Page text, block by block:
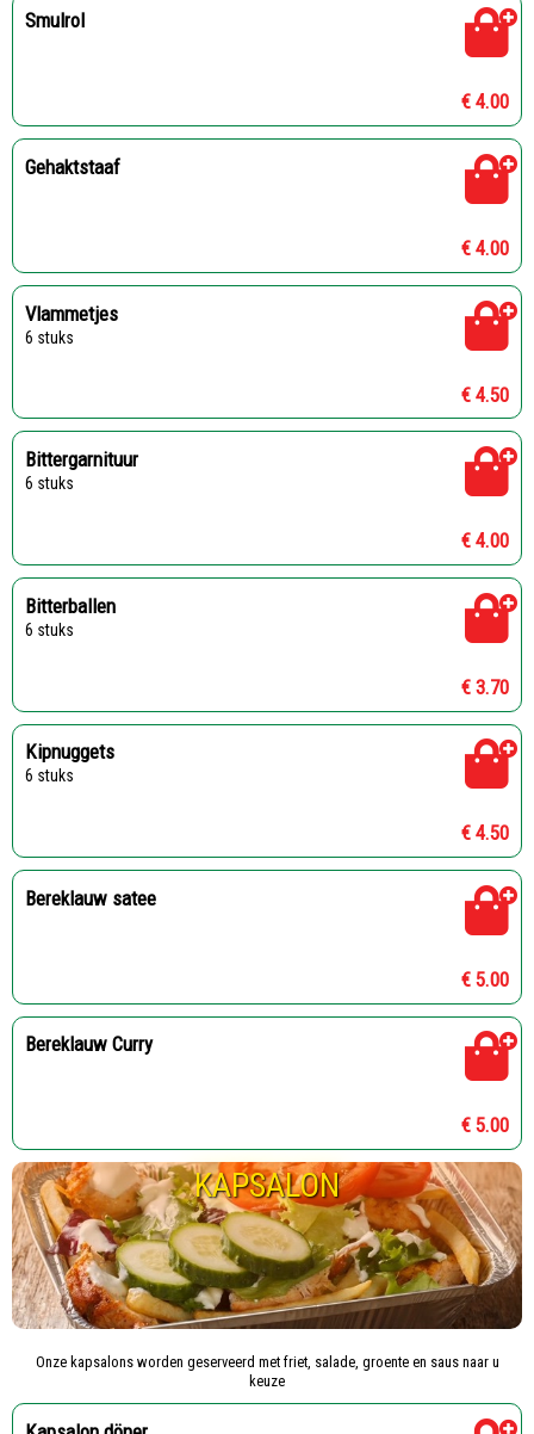
Smulrol
€ 4.00
Gehaktstaaf
€ 4.00
Vlammetjes
6 stuks
€ 4.50
Bittergarnituur
6 stuks
€ 4.00
Bitterballen
6 stuks
€ 3.70
Kipnuggets
6 stuks
€ 4.50
Bereklauw satee
€ 5.00
Bereklauw Curry
€ 5.00
KAPSALON
Onze kapsalons worden geserveerd met friet, salade, groente en saus naar u
keuze